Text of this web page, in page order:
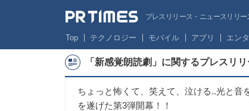
プレスリリース・ニュースリリ
Top テクノロジー モバイル アプリ エン
「新感覚朗読劇」に関するプレスリ
ちょっと怖くて、笑えて、泣ける..光と
を遂げた第3弾開幕！！